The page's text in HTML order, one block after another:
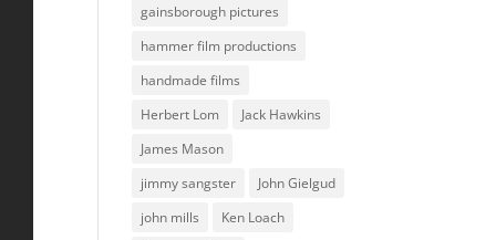
gainsborough pictures
hammer film productions
handmade films
Herbert Lom
Jack Hawkins
James Mason
jimmy sangster
John Gielgud
john mills
Ken Loach